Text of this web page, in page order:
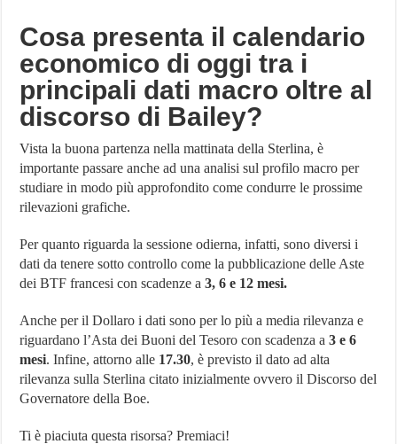
Cosa presenta il calendario
economico di oggi tra i
principali dati macro oltre al
discorso di Bailey?
Vista la buona partenza nella mattinata della Sterlina, è
importante passare anche ad una analisi sul profilo macro per
studiare in modo più approfondito come condurre le prossime
rilevazioni grafiche.
Per quanto riguarda la sessione odierna, infatti, sono diversi i
dati da tenere sotto controllo come la pubblicazione delle Aste
dei BTF francesi con scadenze a3, 6 e 12 mesi.
Anche per il Dollaro i dati sono per lo più a media rilevanza e
riguardano l’Asta dei Buoni del Tesoro con scadenza a3 e 6
mesi. Infine, attorno alle 17.30, è previsto il dato ad alta
rilevanza sulla Sterlina citato inizialmente ovvero il Discorso del
Governatore della Boe.
Ti è piaciuta questa risorsa? Premiaci!